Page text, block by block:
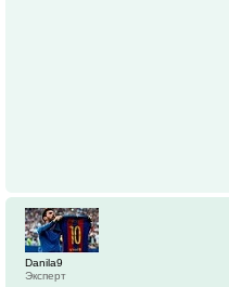
Danila9
Эксперт